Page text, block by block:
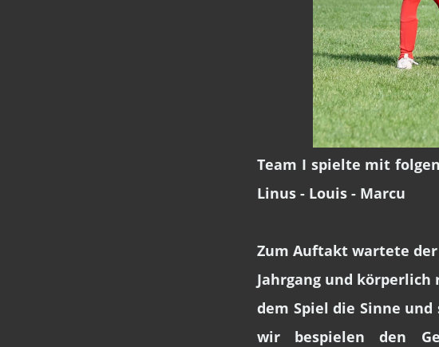
Team I spielte mit
Linus - Louis - Marcu
Zum Auftakt wartete der
Jahrgang und
dem Spiel die Sinne
wir bespielen den